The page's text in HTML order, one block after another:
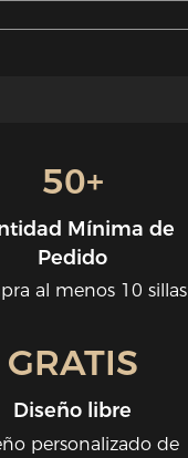
50+
Mínima de
Pedido
al menos 10 sillas
GRATIS
Diseño libre
personalizado de